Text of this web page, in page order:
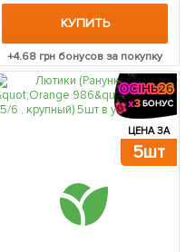
КУПИТЬ
+4.68грн бонусов за покупку
ЦЕНА ЗА
5шт